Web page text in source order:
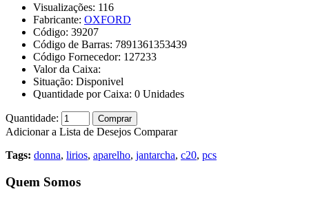
Visualizações: 116
Fabricante: OXFORD
Código: 39207
Código de Barras: 7891361353439
Código Fornecedor: 127233
Valor da Caixa:
Situação: Disponivel
Quantidade por Caixa: 0 Unidades
Quantidade: Comprar
Adicionar a Lista de Desejos Comparar
Tags: donna, lirios, aparelho, jantarcha, c20, pcs
Quem Somos